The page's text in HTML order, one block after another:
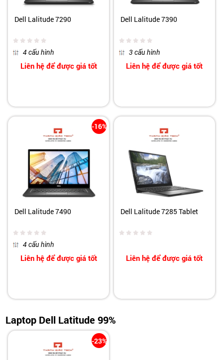
Dell Lalitude 7290
4 cấu hình
Liên hệ để được giá tốt
Dell Lalitude 7390
3 cấu hình
Liên hệ để được giá tốt
-16%
Dell Lalitude 7490
4 cấu hình
Liên hệ để được giá tốt
Dell Lalitude 7285 Tablet
Liên hệ để được giá tốt
Laptop Dell Latitude 99%
-23%